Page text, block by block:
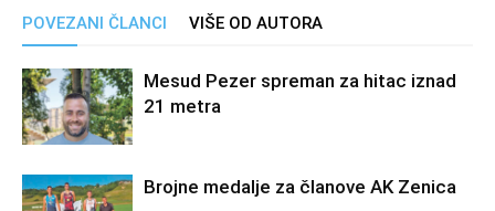
POVEZANI ČLANCI VIŠE OD AUTORA
Mesud Pezer spreman za hitac iznad
21 metra
Brojne medalje za članove AK Zenica